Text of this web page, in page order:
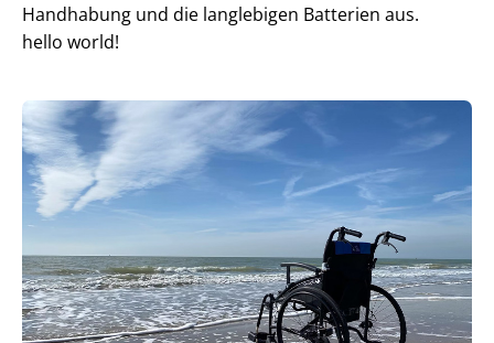
Handhabung und die langlebigen Batterien aus.
hello world!